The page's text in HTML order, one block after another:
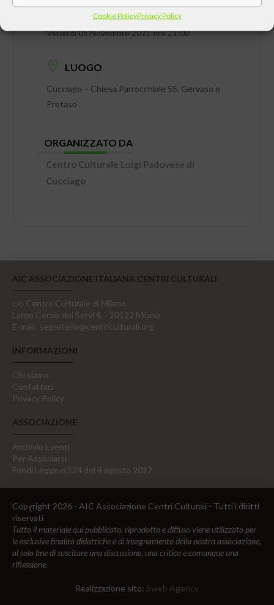
Cookie PolicyPrivacy Policy
DATA
Venerdì 05 Novembre 2021 ore 21:00
LUOGO
Cucciago – Chiesa Parrocchiale SS. Gervaso e
Protaso
ORGANIZZATO DA
Centro Culturale Luigi Padovese di
Cucciago
AIC ASSOCIAZIONE ITALIANA CENTRI CULTURALI
c/o Centro Culturale di Milano
Largo Corsia dei Servi 4, - 20122 Milano
E-mail: segreteria@centriculturali.org
INFORMAZIONI
Chi siamo
Contattaci
Privacy Policy
ASSOCIAZIONE
Archivio Eventi
Per Associarsi
Fondi Legge n.124 del 4 agosto 2017
Copyright 2026 - AIC Associazione Centri Culturali - Tutti i diritti
riservati
Tutto il materiale qui pubblicato, riprodotto e diffuso viene utilizzato per
le esclusive finalità didattiche e di insegnamento della nostra associazione,
al solo fine di suscitare una discussione, una critica e comunque una
riflessione.
Realizzazione sito: Sweb Agency